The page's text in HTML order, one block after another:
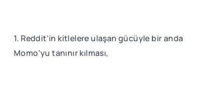
1. Reddit'in kitlelere ulaşan gücüyle bir anda
Momo'yu tanınır kılması,